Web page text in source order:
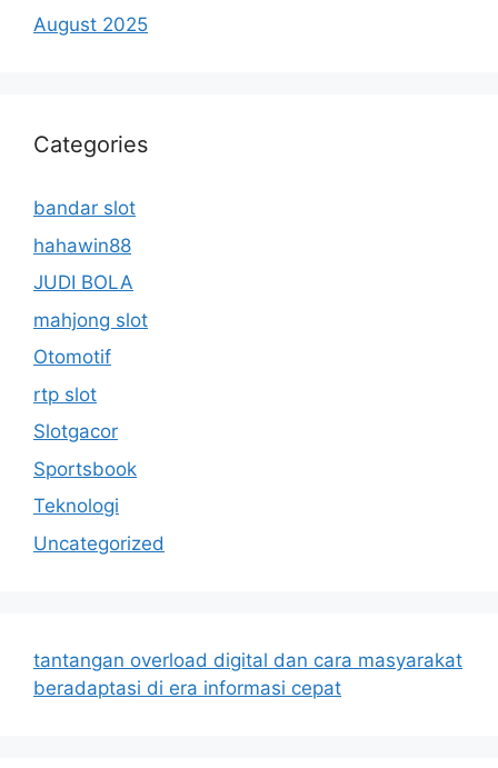
August 2025
Categories
bandar slot
hahawin88
JUDI BOLA
mahjong slot
Otomotif
rtp slot
Slotgacor
Sportsbook
Teknologi
Uncategorized
tantangan overload digital dan cara masyarakat
beradaptasi di era informasi cepat